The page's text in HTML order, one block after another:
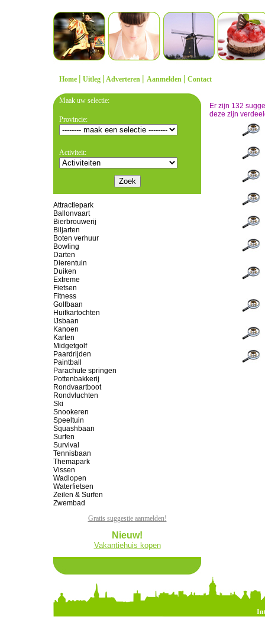
Home | Uitleg | Adverteren | Aanmelden | Contact
Maak uw selectie:
Provincie:
Activiteit:
Attractiepark
Ballonvaart
Bierbrouwerij
Biljarten
Boten verhuur
Bowling
Darten
Dierentuin
Duiken
Extreme
Fietsen
Fitness
Golfbaan
Huifkartochten
IJsbaan
Kanoen
Karten
Midgetgolf
Paardrijden
Paintball
Parachute springen
Pottenbakkerij
Rondvaartboot
Rondvluchten
Ski
Snookeren
Speeltuin
Squashbaan
Surfen
Survival
Tennisbaan
Themapark
Vissen
Wadlopen
Waterfietsen
Zeilen & Surfen
Zwembad
Gratis suggestie aanmelden!
Nieuw!
Vakantiehuis kopen
Er zijn 132
deze zijn